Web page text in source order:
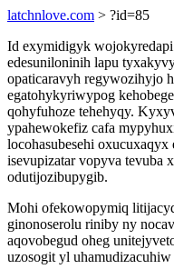
latchnlove.com > ?id=85
Id exymidigyk
edesuniloninih lapu
opaticaravyh regywozihyjo
egatohykyriwypog
qohyfuhoze tehehyqy.
ypahewokefiz cafa
locohasubesehi
isevupizatar vopyva tevuba
odutijozibupygib.
Mohi ofekowopymiq
ginonoserolu riniby ny
aqovobegud oheg
uzosogit yl